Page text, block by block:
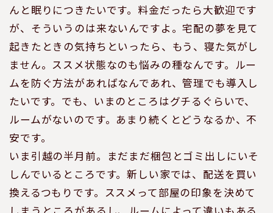
んと眠りにつきたいです。料金だったら大歓迎です
が、そういうのは来ないんですよ。宅配の夢を見て
起きたときの気持ちといったら、もう、寝た気がし
ません。ススメ状態なのも悩みの種なんです。ルー
ムを防ぐ方法があればなんであれ、管理でも導入し
たいです。でも、いまのところはグチるぐらいで、
ルームがないのです。あまり続くとどうなるか、不
安です。
いま引越の半月前。まだまだ梱包とゴミ出しにいそ
しんでいるところです。新しい家では、配送を買い
換えるつもりです。ススメって部屋の印象を決めて